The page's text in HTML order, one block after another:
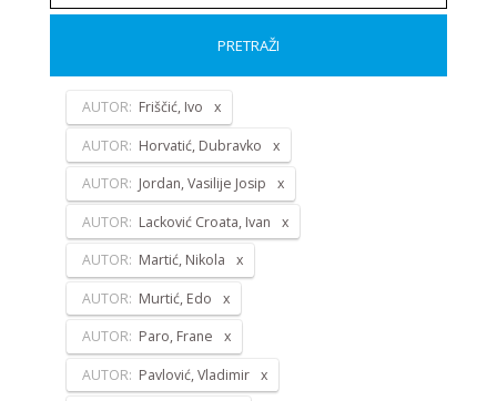
PRETRAŽI
AUTOR: Friščić, Ivo
AUTOR: Horvatić, Dubravko
AUTOR: Jordan, Vasilije Josip
AUTOR: Lacković Croata, Ivan
AUTOR: Martić, Nikola
AUTOR: Murtić, Edo
AUTOR: Paro, Frane
AUTOR: Pavlović, Vladimir